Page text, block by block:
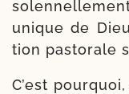
unique de
tion pas­to­rale
C’est